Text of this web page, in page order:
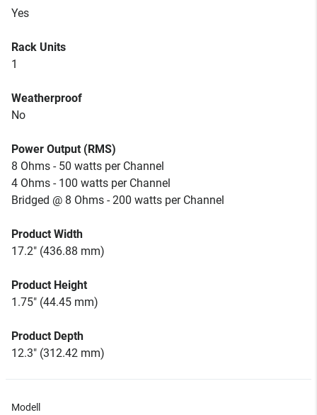
Yes
Rack Units
1
Weatherproof
No
Power Output (RMS)
8 Ohms - 50 watts per Channel
4 Ohms - 100 watts per Channel
Bridged @ 8 Ohms - 200 watts per Channel
Product Width
17.2" (436.88 mm)
Product Height
1.75" (44.45 mm)
Product Depth
12.3" (312.42 mm)
Modell